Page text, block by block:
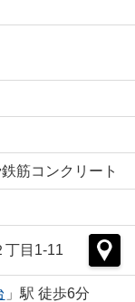
筋コンクリート
丁目1-11
」駅 徒歩6分